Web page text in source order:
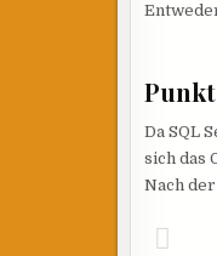
Da SQL
sich das
Nach